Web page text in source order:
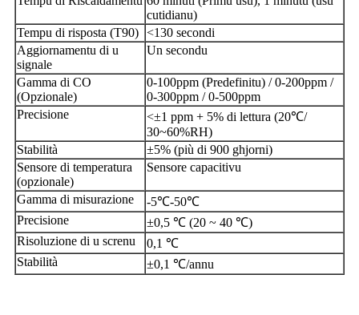
cutidianu)
Tempu di risposta (T90) <130 secondi
Aggiornamentu di u
signale
Un secondu
Gamma di CO
(Opzionale)
0-100ppm (Predefinitu) / 0-200ppm /
0-300ppm / 0-500ppm
Precisione
<±1 ppm + 5% di lettura (20℃/
30~60%RH)
Stabilità
±5% (più di 900 ghjorni)
Sensore di temperatura
(opzionale)
Sensore capacitivu
Gamma di misurazione
-5℃-50℃
Precisione
±0,5 ℃ (20 ~ 40 ℃)
Risoluzione di u screnu
0,1 ℃
Stabilità
±0,1 ℃/annu